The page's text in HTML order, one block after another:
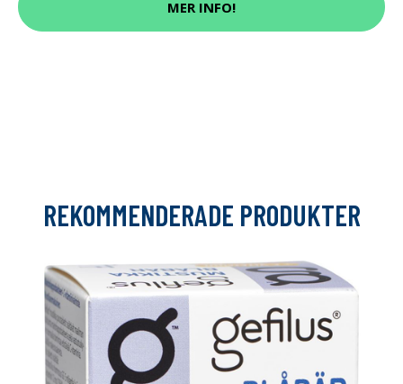
MER INFO!
REKOMMENDERADE PRODUKTER